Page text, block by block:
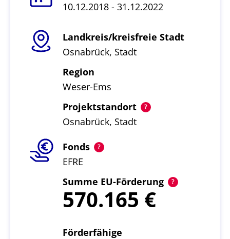
10.12.2018 - 31.12.2022
Landkreis/kreisfreie Stadt
Osnabrück, Stadt
Region
Weser-Ems
Projektstandort
Osnabrück, Stadt
Fonds
EFRE
Summe EU-Förderung
570.165
Förderfähige